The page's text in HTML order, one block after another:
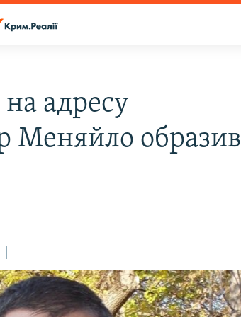
адресу
Меняйло образив